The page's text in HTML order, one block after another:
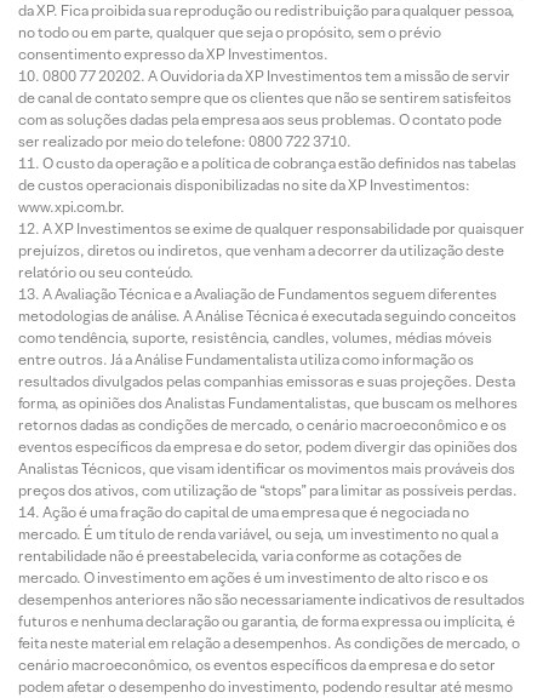
da XP. Fica proibida sua reprodução ou redistribuição para qualquer pessoa,
no todo ou em parte, qualquer que seja o propósito, sem o prévio
consentimento expresso da XP Investimentos.
0800 77 20202. A Ouvidoria da XP Investimentos tem a missão de servir
de canal de contato sempre que os clientes que não se sentirem satisfeitos
com as soluções dadas pela empresa aos seus problemas. O contato pode
ser realizado por meio do telefone: 0800 722 3710.
O custo da operação e a política de cobrança estão definidos nas tabelas
de custos operacionais disponibilizadas no site da XP Investimentos:
www.xpi.com.br.
A XP Investimentos se exime de qualquer responsabilidade por quaisquer
prejuízos, diretos ou indiretos, que venham a decorrer da utilização deste
relatório ou seu conteúdo.
A Avaliação Técnica e a Avaliação de Fundamentos seguem diferentes
metodologias de análise. A Análise Técnica é executada seguindo conceitos
como tendência, suporte, resistência, candles, volumes, médias móveis
entre outros. Já a Análise Fundamentalista utiliza como informação os
resultados divulgados pelas companhias emissoras e suas projeções. Desta
forma, as opiniões dos Analistas Fundamentalistas, que buscam os melhores
retornos dadas as condições de mercado, o cenário macroeconômico e os
eventos específicos da empresa e do setor, podem divergir das opiniões dos
Analistas Técnicos, que visam identificar os movimentos mais prováveis dos
preços dos ativos, com utilização de “stops” para limitar as possíveis perdas.
Ação é uma fração do capital de uma empresa que é negociada no
mercado. É um título de renda variável, ou seja, um investimento no qual a
rentabilidade não é preestabelecida, varia conforme as cotações de
mercado. O investimento em ações é um investimento de alto risco e os
desempenhos anteriores não são necessariamente indicativos de resultados
futuros e nenhuma declaração ou garantia, de forma expressa ou implícita, é
feita neste material em relação a desempenhos. As condições de mercado, o
cenário macroeconômico, os eventos específicos da empresa e do setor
podem afetar o desempenho do investimento, podendo resultar até mesmo